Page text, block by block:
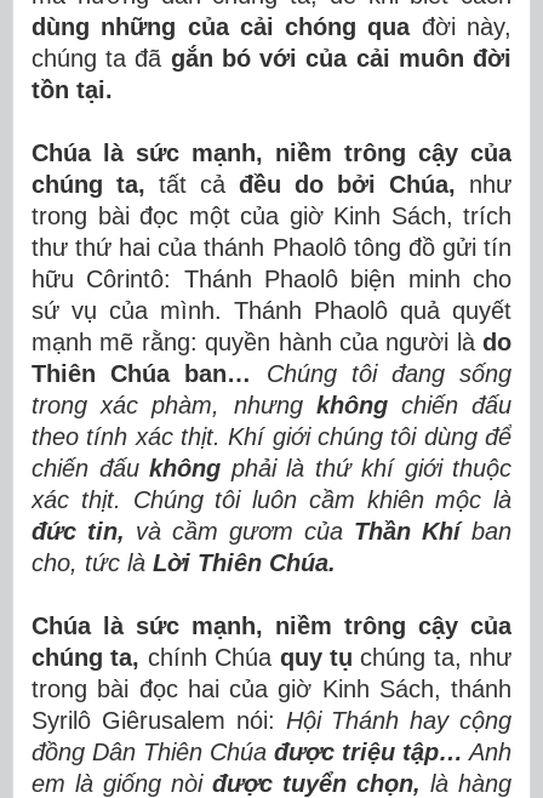
dùng những của cải chóng quađời này,
chúng ta đã gắn bó với của cải muôn đời
tồn tại.
Chúa là sức mạnh, niềm trông cậy của
chúng ta, tất cả đều do bởi Chúa, như
trong bài đọc một của giờ Kinh Sách, trích
thư thứ hai của thánh Phaolô tông đồ gửi tín
hữu Côrintô: Thánh Phaolô biện minh cho
sứ vụ của mình. Thánh Phaolô quả quyết
mạnh mẽ rằng: quyền hành của người là do
Thiên Chúa ban…
Chúng tôi đang sống
trong xác phàm, nhưng khôngchiến đấu
theo tính xác thịt. Khí giới chúng tôi dùng để
chiến đấu không phải là thứ khí giới thuộc
xác thịt.
Chúng tôi luôn cầm khiên mộc là
đức tin, và cầm gươm của Thần Khíban
cho, tức là Lời Thiên Chúa.
Chúa là sức mạnh, niềm trông cậy của
chúng ta, chính Chúa quy tụ chúng ta, như
trong bài đọc hai của giờ Kinh Sách, thánh
Syrilô Giêrusalem nói: Hội Thánh hay cộng
đồng Dân Thiên Chúa được triệu tập… Anh
em là giống nòi được tuyển chọn, là hàng